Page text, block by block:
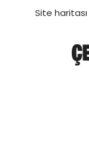
Site haritası